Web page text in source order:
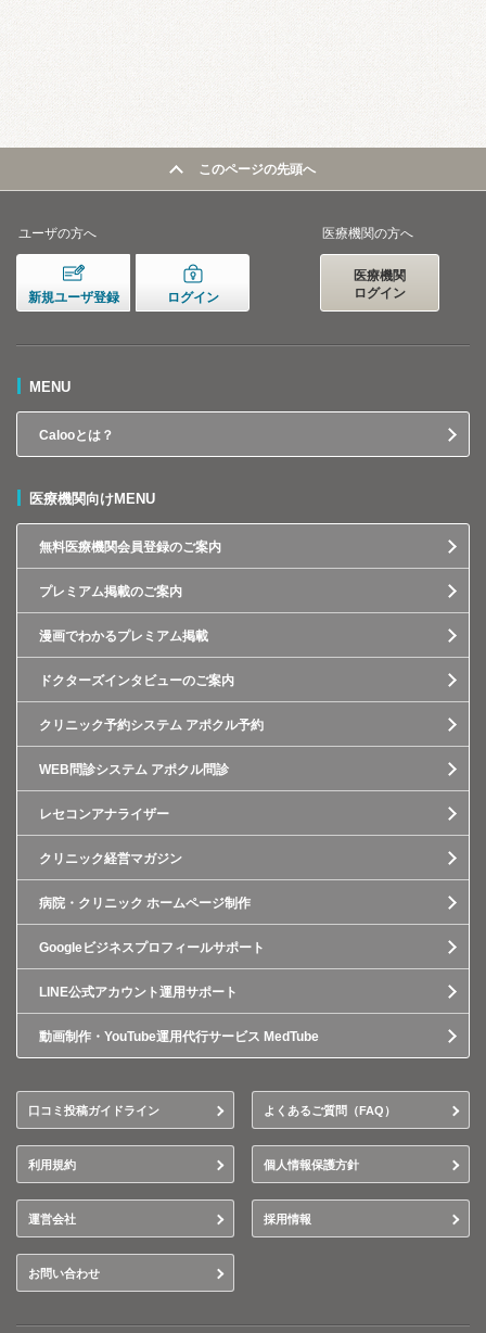
このページの先頭へ
ユーザの方へ
新規ユーザ登録 ログイン
医療機関の方へ
医療機関
ログイン
MENU
Calooとは？
医療機関向けMENU
無料医療機関会員登録のご案内
プレミアム掲載のご案内
漫画でわかるプレミアム掲載
ドクターズインタビューのご案内
クリニック予約システム アポクル予約
WEB問診システム アポクル問診
レセコンアナライザー
クリニック経営マガジン
病院・クリニック ホームページ制作
Googleビジネスプロフィールサポート
LINE公式アカウント運用サポート
動画制作・YouTube運用代行サービス MedTube
口コミ投稿ガイドライン よくあるご質問（FAQ）
利用規約 個人情報保護方針
運営会社 採用情報
お問い合わせ